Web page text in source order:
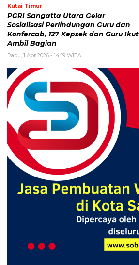
Kutai Timur
PGRI Sangatta Utara Gelar
Sosialisasi Perlindungan Guru dan
Konfercab, 127 Kepsek dan Guru Ikut
Ambil Bagian
Rabu, 1 Apr 2026 - 14:19 WITA